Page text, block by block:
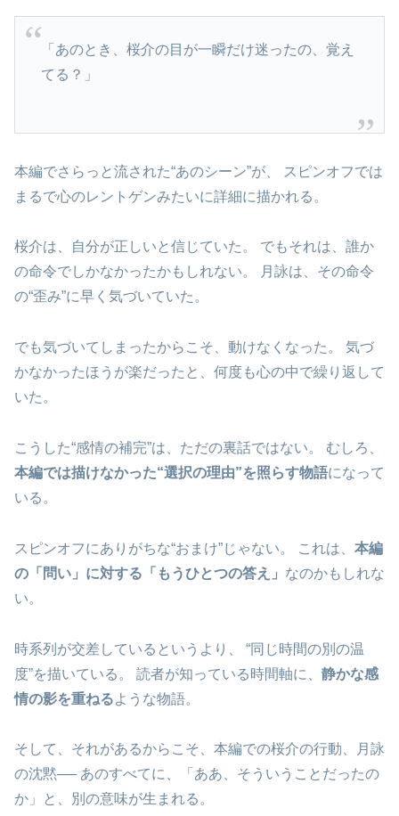
「あのとき、桜介の目が一瞬だけ迷ったの、覚え
てる？」
本編でさらっと流された“あのシーン”が、 スピンオフでは
まるで心のレントゲンみたいに詳細に描かれる。
桜介は、自分が正しいと信じていた。 でもそれは、誰か
の命令でしかなかったかもしれない。 月詠は、その命令
の“歪み”に早く気づいていた。
でも気づいてしまったからこそ、動けなくなった。 気づ
かなかったほうが楽だったと、何度も心の中で繰り返して
いた。
こうした“感情の補完”は、ただの裏話ではない。 むしろ、
本編では描けなかった“選択の理由”を照らす物語になって
いる。
スピンオフにありがちな“おまけ”じゃない。 これは、 本編
の「問い」に対する「もうひとつの答え」 なのかもしれな
い。
時系列が交差しているというより、 “同じ時間の別の温
度”を描いている。 読者が知っている時間軸に、 静かな感
情の影を重ねるような物語。
そして、それがあるからこそ、本編での桜介の行動、月詠
の沈黙── あのすべてに、「ああ、そういうことだったの
か」と、別の意味が生まれる。